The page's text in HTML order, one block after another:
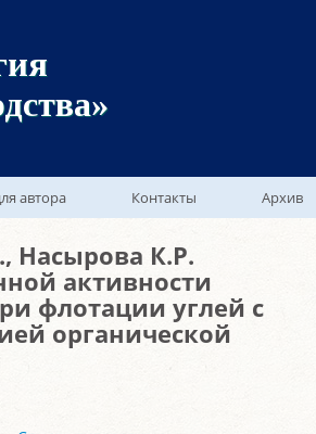
автора Контакты Архив
Насырова К.Р.
активности
флотации углей с
органической